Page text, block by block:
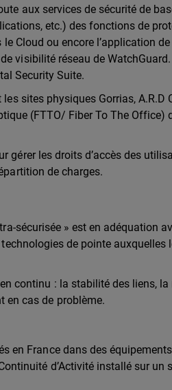
aux services de sécurité de
etc.) des fonctions de
Cloud ou encore l’application
visibilité réseau de WatchGuard.
Security Suite.
sites physiques Gorrias, A.R.D
(FTTO/ Fiber To The Office)
les droits d’accès des
de charges.
sécurisée » est en adéquation
de pointe auxquelles
continu : la stabilité des liens, la
en cas de problème.
en France dans des
d’Activité installé sur